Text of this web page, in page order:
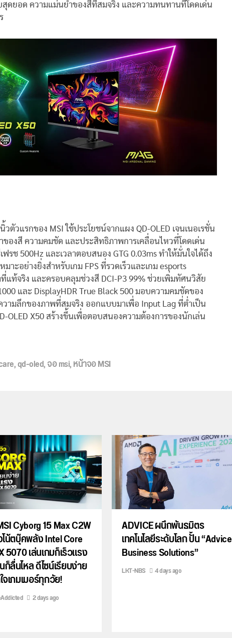
สุดยอด ความแม่นยำของสีที่สมจริง และความทนทานที่โดดเด่น
ตัวแรกของ MSI ใช้ประโยชน์จากแผง QD-OLED เจนเนอเรชั่น
องสี ความคมชัด และประสิทธิภาพการเคลื่อนไหวที่โดดเด่น
รช 500Hz และเวลาตอบสนอง GTG 0.03ms ทำให้มั่นใจได้ถึง
ะอย่างยิ่งสำหรับเกม FPS ที่รวดเร็วและเกม esports
แท้จริง และครอบคลุมช่วงสี DCI-P3 99% ช่วยเพิ่มทัศนวิสัย
และ DisplayHDR True Black 500 มอบความคมชัดของ
ามลึกของภาพที่สมจริง ออกแบบมาเพื่อ Input Lag ที่ต่ำเป็น
OLED X50 สร้างขึ้นเพื่อตอบสนองความต้องการของนักเล่น
,qd-oled,จอ msi,หน้าจอ MSI
Cyborg 15 Max C2W
น้ตบุ๊คพลัง Intel Core
5070 เล่นเกมก็เร็วแรง
ลื่นไหล ดีไซน์เรียบง่าย
เกมเมอร์ทุกวัย!
2 days ago
ADVICE ผนึกพันธมิตร
เทคโนโลยีระดับโลก ปั้น “Advice
Business Solutions”
LKT-NBS 4 days ago